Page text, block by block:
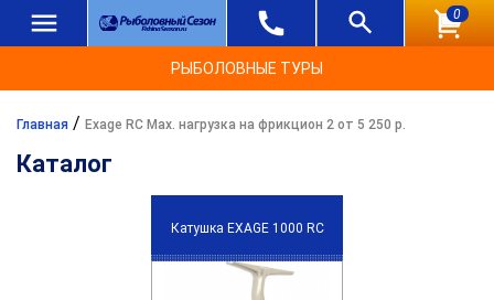
0
РЫБОЛОВНЫЕ ТУРЫ
Главная / Exage RC Max. нагрузка на фрикцион 2 от 5 250 р.
Каталог
Катушка EXAGE 1000 RC